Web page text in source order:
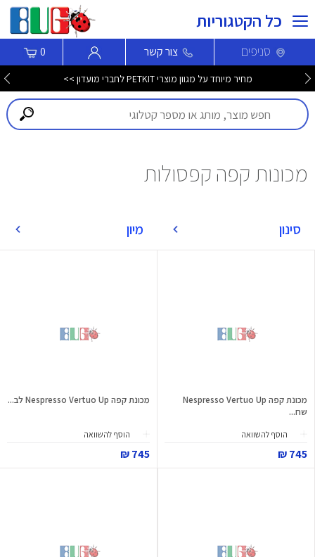
כל הקטגוריות
סניפים צור קשר 0
מחיר מיוחד על מגוון מוצרי PETKIT לחברי מועדון >>
מכונות קפה קפסולות
סינון מיון
מכונת קפה Nespresso Vertuo Up
שח...
הוסף להשוואה
745 ₪
מכונת קפה Nespresso Vertuo Up לב...
הוסף להשוואה
745 ₪